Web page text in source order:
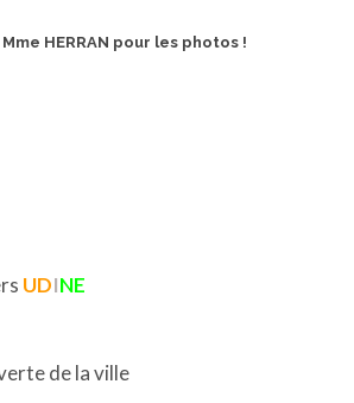
Mme HERRAN pour les photos !
UDINE
de la ville